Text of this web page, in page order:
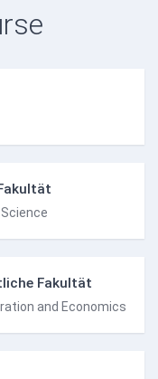
Fakultät
and Economics